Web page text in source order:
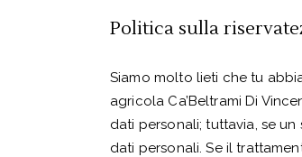
Politica sulla
Siamo molto lieti che tu
agricola Ca’Beltrami Di
dati personali; tuttavia, se
dati personali. Se il